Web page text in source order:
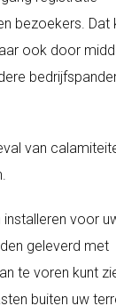
bezoekers. Dat
ook door
van
voor
geleverd met
te voren kunt
buiten uw